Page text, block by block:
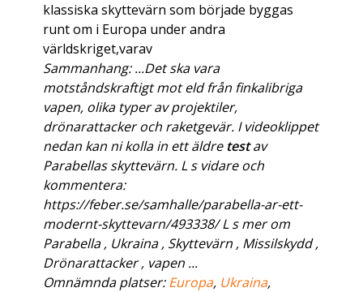
klassiska skyttevärn som började byggas
runt om i Europa under andra
världskriget,varav
Sammanhang: ...Det ska vara
motståndskraftigt mot eld från finkalibriga
vapen, olika typer av projektiler,
drönarattacker och raketgevär. I videoklippet
nedan kan ni kolla in ett äldre testav
Parabellas skyttevärn. L s vidare och
kommentera:
https://feber.se/samhalle/parabella-ar-ett-
modernt-skyttevarn/493338/ L s mer om
Parabella , Ukraina , Skyttevärn , Missilskydd ,
Drönarattacker , vapen ...
Omnämnda platser:Europa, Ukraina,